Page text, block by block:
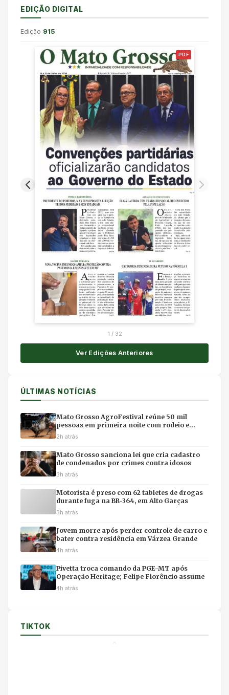
EDIÇÃO DIGITAL
Edição 915
PDF
1 / 32
Ver Edições Anteriores
ÚLTIMAS NOTÍCIAS
Mato Grosso AgroFestival reúne 50 mil
pessoas em primeira noite com rodeio e
shows em Cuiabá
2h atrás
Mato Grosso sanciona lei que cria cadastro
de condenados por crimes contra idosos
3h atrás
Motorista é preso com 62 tabletes de drogas
durante fuga na BR-364, em Alto Garças
3h atrás
Jovem morre após perder controle de carro e
bater contra residência em Várzea Grande
4h atrás
Pivetta troca comando da PGE-MT após
Operação Heritage; Felipe Florêncio assume
4h atrás
TIKTOK